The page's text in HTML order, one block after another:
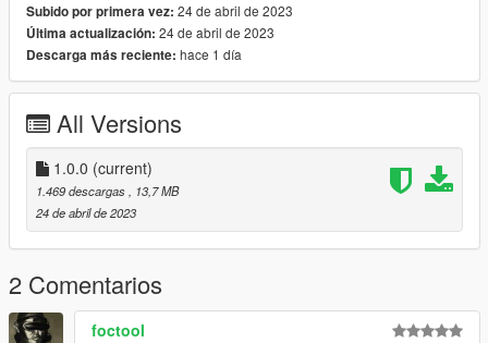
Subido por primera vez: 24 de abril de 2023
Última actualización: 24 de abril de 2023
Descarga más reciente: hace 1 día
All Versions
1.0.0 (current)
1.469 descargas
, 13,7 MB
24 de abril de 2023
2 Comentarios
foctool